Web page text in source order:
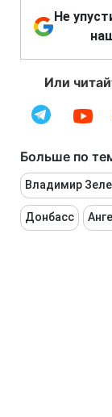
Не
Или
Больше по
Владимир
Донбасс